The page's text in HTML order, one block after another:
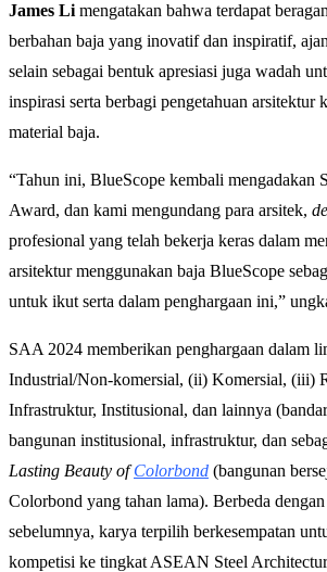
James Li mengatakan bahwa terdapat
berbahan baja yang inovatif dan inspiratif,
selain sebagai bentuk apresiasi juga wadah
inspirasi serta berbagi pengetahuan arsitektur
material baja.
“Tahun ini, BlueScope kembali mengadakan
Award, dan kami mengundang para arsitek,
profesional yang telah bekerja keras dalam
arsitektur menggunakan baja BlueScope
untuk ikut serta dalam penghargaan ini,”
SAA 2024 memberikan penghargaan dalam
Industrial/Non-komersial, (ii) Komersial, (iii)
Infrastruktur, Institusional, dan lainnya
bangunan institusional, infrastruktur, dan
Lasting Beauty ofColorbond (bangunan
Colorbond yang tahan lama). Berbeda
sebelumnya, karya terpilih berkesempatan
kompetisi ke tingkat ASEAN Steel